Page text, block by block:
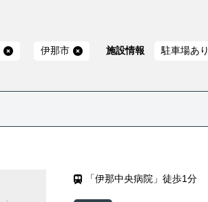
伊那市 施設情報 駐車場あり
「伊那中央病院」徒歩1分